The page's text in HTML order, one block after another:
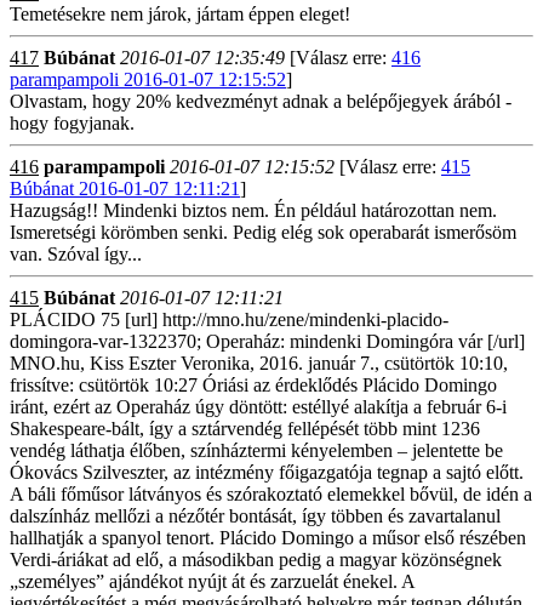
Temetésekre nem járok, jártam éppen eleget!
417 Búbánat 2016-01-07 12:35:49 [Válasz erre: 416
parampampoli 2016-01-07 12:15:52]
Olvastam, hogy 20% kedvezményt adnak a belépőjegyek árából -
hogy fogyjanak.
416 parampampoli 2016-01-07 12:15:52 [Válasz erre: 415
Búbánat 2016-01-07 12:11:21]
Hazugság!! Mindenki biztos nem. Én például határozottan nem.
Ismeretségi körömben senki. Pedig elég sok operabarát ismerősöm
van. Szóval így...
415 Búbánat 2016-01-07 12:11:21
PLÁCIDO 75 [url] http://mno.hu/zene/mindenki-placido-
domingora-var-1322370; Operaház: mindenki Domingóra vár [/url]
MNO.hu, Kiss Eszter Veronika, 2016. január 7., csütörtök 10:10,
frissítve: csütörtök 10:27 Óriási az érdeklődés Plácido Domingo
iránt, ezért az Operaház úgy döntött: estéllyé alakítja a február 6-i
Shakespeare-bált, így a sztárvendég fellépését több mint 1236
vendég láthatja élőben, színháztermi kényelemben – jelentette be
Ókovács Szilveszter, az intézmény főigazgatója tegnap a sajtó előtt.
A báli főműsor látványos és szórakoztató elemekkel bővül, de idén a
dalszínház mellőzi a nézőtér bontását, így többen és zavartalanul
hallhatják a spanyol tenort. Plácido Domingo a műsor első részében
Verdi-áriákat ad elő, a másodikban pedig a magyar közönségnek
„személyes” ajándékot nyújt át és zarzuelát énekel. A